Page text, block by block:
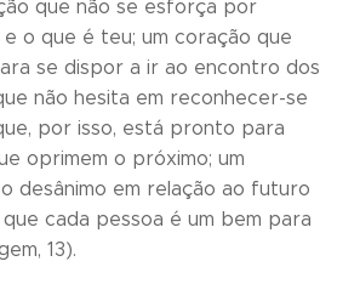
que não se esforça por
o que é teu; um coração que
se dispor a ir ao encontro dos
não hesita em reconhecer-se
por isso, está pronto para
oprimem o próximo; um
desânimo em relação ao futuro
cada pessoa é um bem para
13).